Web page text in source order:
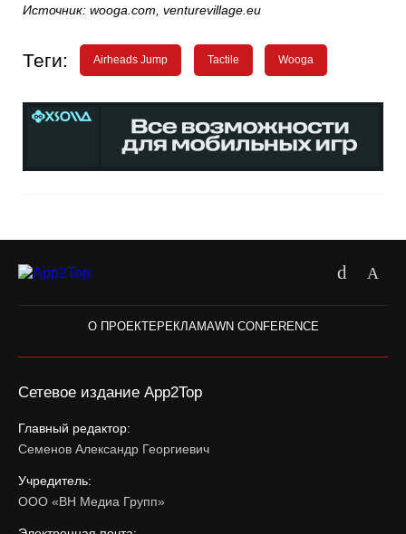
Источник: wooga.com, venturevillage.eu
Теги: Airheads Jump Tactile Wooga
О ПРОЕКТЕРЕКЛАМАWN CONFERENCE
Сетевое издание App2Top
Главный редактор:
Семенов Александр Георгиевич
Учредитель:
ООО «ВН Медиа Групп»